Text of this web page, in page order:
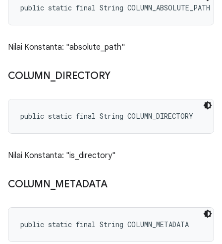
public static final String COLUMN_ABSOLUTE_PATH
Nilai Konstanta: "absolute_path"
COLUMN DIRECTORY
public static final String COLUMN_DIRECTORY
Nilai Konstanta: "is_directory"
COLUMN METADATA
public static final String COLUMN_METADATA